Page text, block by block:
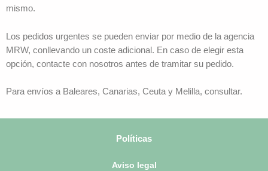
mismo.
Los pedidos urgentes se pueden enviar por medio de la agencia
MRW, conllevando un coste adicional. En caso de elegir esta
opción, contacte con nosotros antes de tramitar su pedido.
Para envíos a Baleares, Canarias, Ceuta y Melilla, consultar.
Políticas
Aviso legal